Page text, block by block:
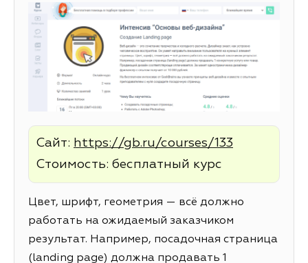
Сайт: https://gb.ru/courses/133
Стоимость: бесплатный курс
Цвет, шрифт, геометрия — всё должно
работать на ожидаемый заказчиком
результат. Например, посадочная страница
(landing page) должна продавать 1